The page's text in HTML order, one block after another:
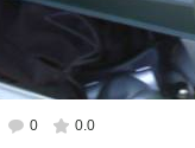
1600x1200
0 0.0